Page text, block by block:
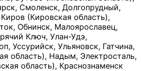
Смоленск, Долгопрудный,
(Кировская область),
Обнинск, Малоярославец,
Ключ, Улан-Удэ,
Уссурийск, Ульяновск, Гатчина,
область), Надым, Электросталь,
область), Краснознаменск